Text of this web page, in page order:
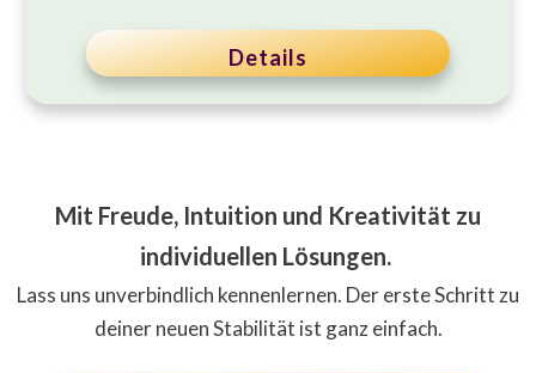
Details
Mit Freude, Intuition und Kreativität zu
individuellen Lösungen.
Lass uns unverbindlich kennenlernen. Der erste Schritt zu
deiner neuen Stabilität ist ganz einfach.